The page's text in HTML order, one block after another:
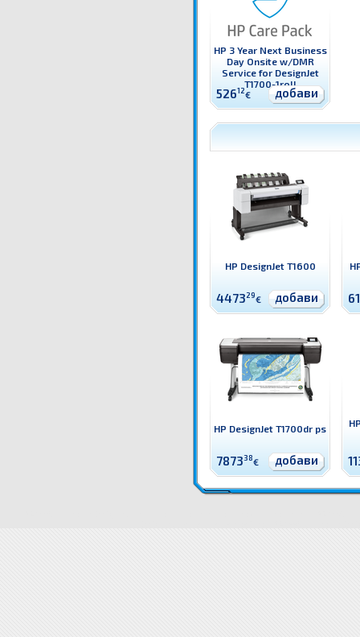
HP 3 Year Next Business
Day Onsite w/DMR
Service for DesignJet
T1700-1roll
52612€ добави
HP DesignJet T1600
447329€ добави
HP DesignJet T1700dr ps
787338€ добави